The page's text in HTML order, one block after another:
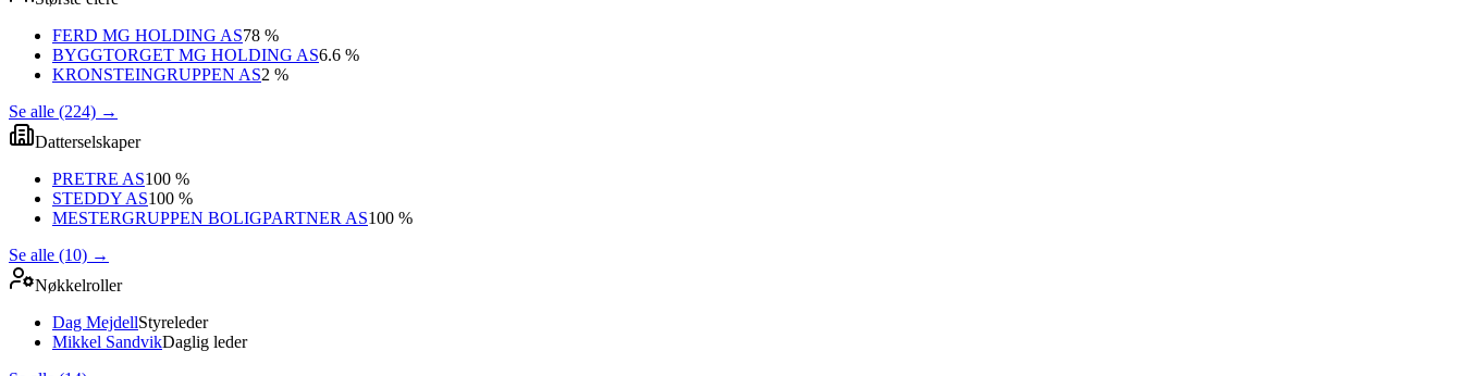
FERD MG HOLDING AS78 %
BYGGTORGET MG HOLDING AS6.6 %
KRONSTEINGRUPPEN AS2 %
Se alle (224) →
Datterselskaper
PRETRE AS100 %
STEDDY AS100 %
MESTERGRUPPEN BOLIGPARTNER AS100 %
Se alle (10) →
Nøkkelroller
Dag MejdellStyreleder
Mikkel SandvikDaglig leder